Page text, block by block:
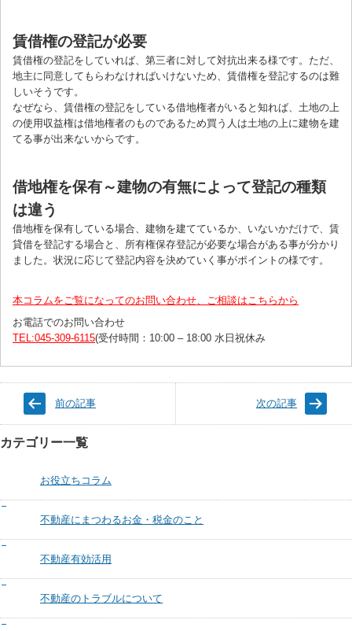
賃借権の登記が必要
賃借権の登記をしていれば、第三者に対して対抗出来る様です。ただ、
地主に同意してもらわなければいけないため、賃借権を登記するのは難
しいそうです。
なぜなら、賃借権の登記をしている借地権者がいると知れば、土地の上
の使用収益権は借地権者のものであるため買う人は土地の上に建物を建
てる事が出来ないからです。
借地権を保有～建物の有無によって登記の種類
は違う
借地権を保有している場合、建物を建てているか、いないかだけで、賃
貸借を登記する場合と、所有権保存登記が必要な場合がある事が分かり
ました。状況に応じて登記内容を決めていく事がポイントの様です。
本コラムをご覧になってのお問い合わせ、ご相談はこちらから
お電話でのお問い合わせ
TEL:045-309-6115(受付時間：10:00 – 18:00 水日祝休み
前の記事 次の記事
カテゴリー一覧
お役立ちコラム
不動産にまつわるお金・税金のこと
不動産有効活用
不動産のトラブルについて